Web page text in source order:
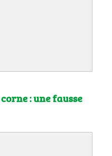
: une fausse